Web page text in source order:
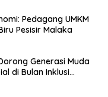
Pedagang UMKM
Pesisir Malaka
Generasi Muda
di Bulan Inklusi